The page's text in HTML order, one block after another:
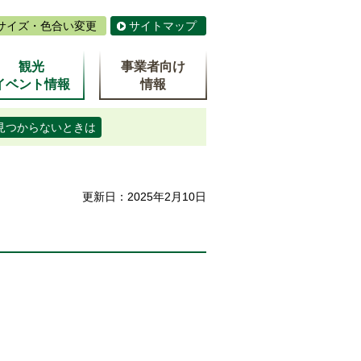
イズ・色合い変更 サイトマップ
観光
ベント情報
事業者向け
情報
つからないときは
更新日：2025年2月10日